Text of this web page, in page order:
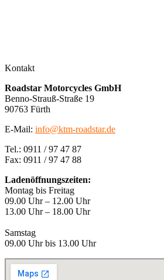
Kontakt
Roadstar Motorcycles GmbH
Benno-Strauß-Straße 19
90763 Fürth
E-Mail: info@ktm-roadstar.de
Tel.: 0911 / 97 47 87
Fax: 0911 / 97 47 88
Ladenöffnungszeiten:
Montag bis Freitag
09.00 Uhr – 12.00 Uhr
13.00 Uhr – 18.00 Uhr
Samstag
09.00 Uhr bis 13.00 Uhr